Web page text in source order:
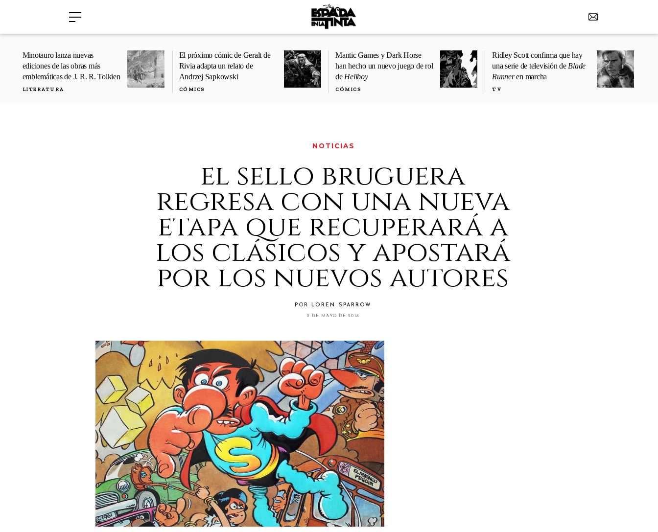
Minotauro lanza nuevas
ediciones de las obras más
emblemáticas de J. R. R. Tolkien
LITERATURA
El próximo cómic de Geralt de
Rivia adapta un relato de
Andrzej Sapkowski
CÓMICS
Mantic Games y Dark Horse
han hecho un nuevo juego de rol
de Hellboy
CÓMICS
Ridley Scott confirma que hay
una serie de televisión de Blade
Runneren marcha
TV
NOTICIAS
el sello bruguera
regresa con una nueva
etapa que recuperará a
los clásicos y apostará
por los nuevos autores
POR LOREN SPARROW
2 DE MAYO DE 2018
›